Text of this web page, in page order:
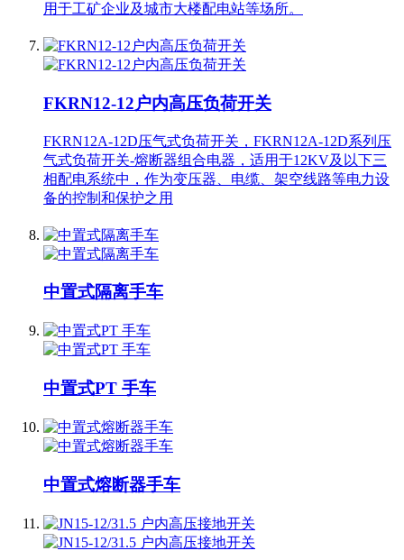
用于工矿企业及城市大楼配电站等场所。
FKRN12-12户内高压负荷开关
FKRN12A-12D压气式负荷开关，FKRN12A-12D系列压
气式负荷开关-熔断器组合电器，适用于12KV及以下三
相配电系统中，作为变压器、电缆、架空线路等电力设
备的控制和保护之用
中置式隔离手车
中置式PT 手车
中置式熔断器手车